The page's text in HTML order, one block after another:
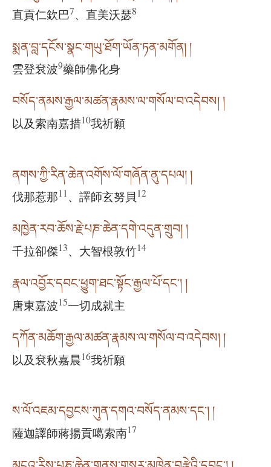
直貢仁欽巴7、直美沃瑟8
སྨན་བླ་དངོས་སྣང་གཡུ་ཐོག་ཡོན་ཏན་མགོན། །
雲登袞波9藥師佛化身
བསོད་ནམས་རྒྱལ་མཚན་རྣམས་ལ་གསོལ་བ་འདེབས། །
以及索南嘉措10我祈願
ནགས་ཀྱི་རིན་ཆེན་འགོས་ལོ་གཞོན་ནུ་དཔལ། །
伐那惹那11 、譯師玄努貝 12
མཁྱེན་རབ་ཆོས་རྗེ་པཎ་ཆེན་དགེ་འདུན་གྲུབ། །
千拉卻傑13、大智根敦竹14
རྣལ་འབྱོར་དབང་ཕྱུག་ཐང་སྟོང་རྒྱལ་པོ་དང༌། །
唐東嘉波15一切成就主
དཀོན་མཆོག་རྒྱལ་མཚན་རྣམས་ལ་གསོལ་བ་འདེབས། །
以及袞秋嘉晨 16我祈願
ས་ལོ་འཇམ་དབྱངས་ཀུན་དགའ་བསོད་ནམས་དང༌། །
薩迦譯師蔣揚貢噶索南17